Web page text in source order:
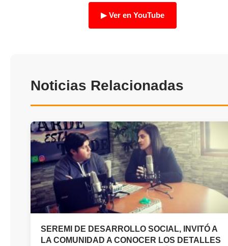
▶ Ver en YouTube
Noticias Relacionadas
SEREMI DE DESARROLLO SOCIAL, INVITÓ A
LA COMUNIDAD A CONOCER LOS DETALLES